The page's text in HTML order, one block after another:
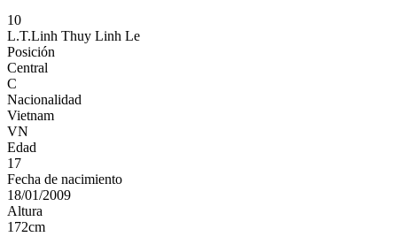
10
L.T.Linh Thuy Linh Le
Posición
Central
C
Nacionalidad
Vietnam
VN
Edad
17
Fecha de nacimiento
18/01/2009
Altura
172cm